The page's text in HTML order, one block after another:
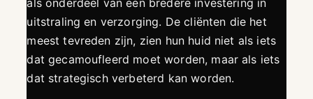
als onderdeel van een bredere investering in
uitstraling en verzorging. De cliënten die het
meest tevreden zijn, zien hun huid niet als iets
dat gecamoufleerd moet worden, maar als iets
dat strategisch verbeterd kan worden.